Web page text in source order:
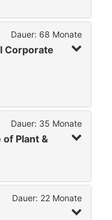
Dauer: 68 Monate
Corporate
Dauer: 35 Monate
of Plant &
Dauer: 22 Monate